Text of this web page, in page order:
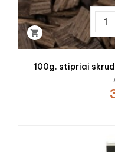

100g. stipriai